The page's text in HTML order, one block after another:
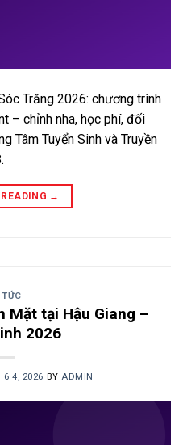
Trăng 2026: chương trình
– chỉnh nha, học phí, đối
Tâm Tuyển Sinh và Truyền
→
Mặt tại Hậu Giang –
2026
6 4, 2026 BYADMIN